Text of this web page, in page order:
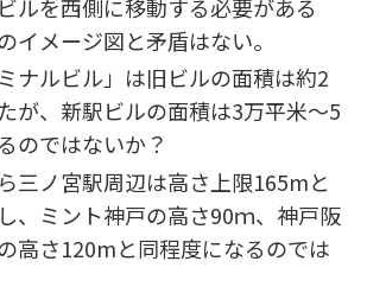
ルを西側に移動する必要がある
イメージ図と矛盾はない。
ナルビル」は旧ビルの面積は約2
が、新駅ビルの面積は3万平米～5
のではないか？
三ノ宮駅周辺は高さ上限165mと
、ミント神戸の高さ90ｍ、神戸阪
高さ120mと同程度になるのでは